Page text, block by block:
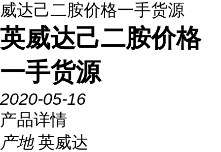
威达己二胺价格一手货源
英威达己二胺价格
一手货源
2020-05-16
产品详情
产地 英威达